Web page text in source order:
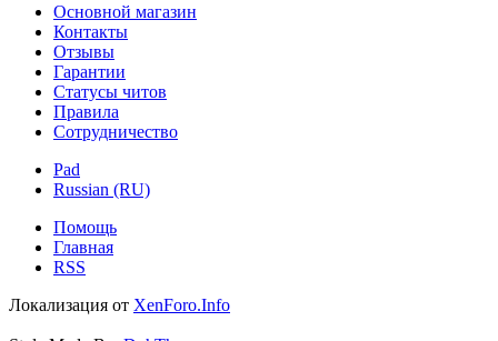
Основной магазин
Контакты
Отзывы
Гарантии
Статусы читов
Правила
Сотрудничество
Pad
Russian (RU)
Помощь
Главная
RSS
Локализация от XenForo.Info